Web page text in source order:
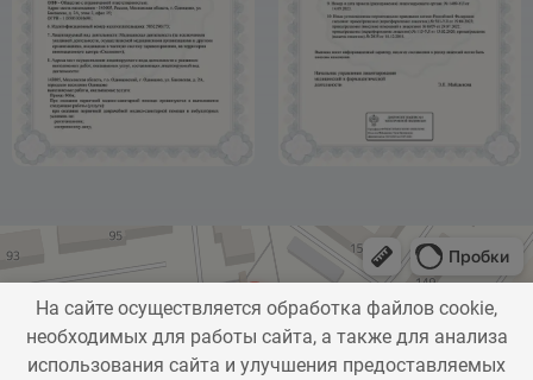
На сайте осуществляется обработка файлов cookie,
необходимых для работы сайта, а также для анализа
использования сайта и улучшения предоставляемых